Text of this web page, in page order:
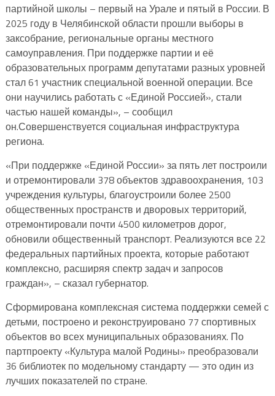
партийной школы – первый на Урале и пятый в России. В
2025 году в Челябинской области прошли выборы в
заксобрание, региональные органы местного
самоуправления. При поддержке партии и её
образовательных программ депутатами разных уровней
стал 61 участник специальной военной операции. Все
они научились работать с «Единой Россией», стали
частью нашей команды», – сообщил
он.Совершенствуется социальная инфраструктура
региона.
«При поддержке «Единой России» за пять лет построили
и отремонтировали 378 объектов здравоохранения, 103
учреждения культуры, благоустроили более 2500
общественных пространств и дворовых территорий,
отремонтировали почти 4500 километров дорог,
обновили общественный транспорт. Реализуются все 22
федеральных партийных проекта, которые работают
комплексно, расширяя спектр задач и запросов
граждан», – сказал губернатор.
Сформирована комплексная система поддержки семей с
детьми, построено и реконструировано 77 спортивных
объектов во всех муниципальных образованиях. По
партпроекту «Культура малой Родины» преобразовали
36 библиотек по модельному стандарту — это один из
лучших показателей по стране.